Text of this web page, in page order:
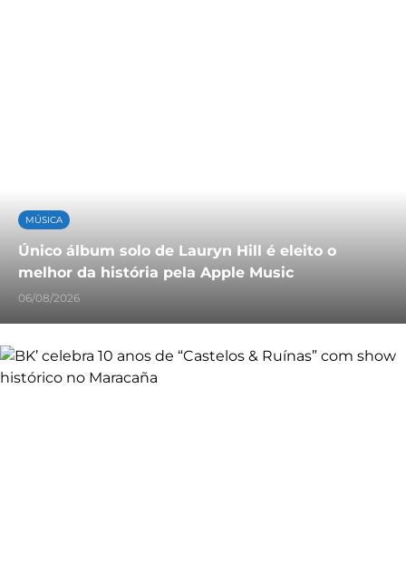
MÚSICA
Único álbum solo de Lauryn Hill é eleito o
melhor da história pela Apple Music
06/08/2026